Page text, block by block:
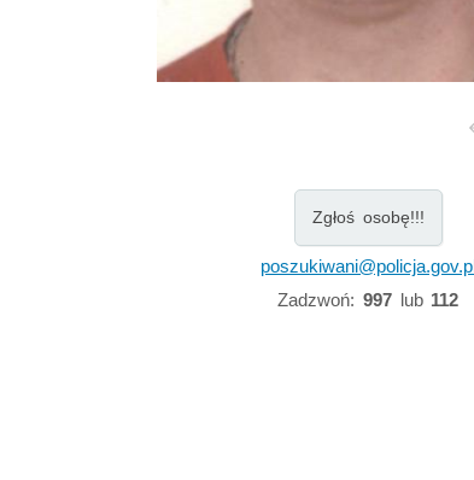
Zgłoś osobę!!!
poszukiwani@policja.gov.pl
Zadzwoń: 997lub 112